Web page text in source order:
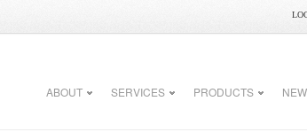
ABOUT SERVICES PRODUCTS